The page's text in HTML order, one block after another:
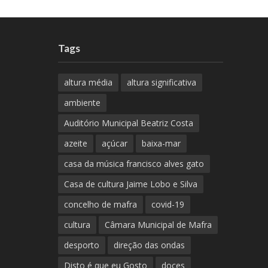
Tags
altura média
altura significativa
ambiente
Auditório Municipal Beatriz Costa
azeite
açúcar
baixa-mar
casa da música francisco alves gato
Casa de cultura Jaime Lobo e Silva
concelho de mafra
covid-19
cultura
Câmara Municipal de Mafra
desporto
direção das ondas
Disto é que eu Gosto
doces